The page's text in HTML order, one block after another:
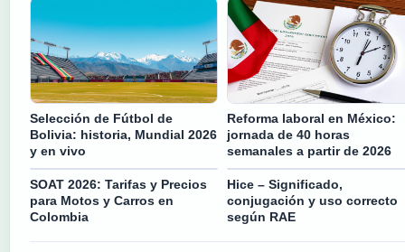
Selección de Fútbol de
Bolivia: historia, Mundial 2026
y en vivo
Reforma laboral en México:
jornada de 40 horas
semanales a partir de 2026
SOAT 2026: Tarifas y Precios
para Motos y Carros en
Colombia
Hice – Significado,
conjugación y uso correcto
según RAE